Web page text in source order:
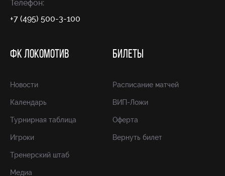
Телефон:
+7 (495) 500-3-100
ФК ЛОКОМОТИВ
Новости
Календарь
Турнирная таблица
Игроки
Тренерский штаб
Медиа
БИЛЕТЫ
Расписание матчей
ВИП-Ложи
Оферта
Вернуть билет